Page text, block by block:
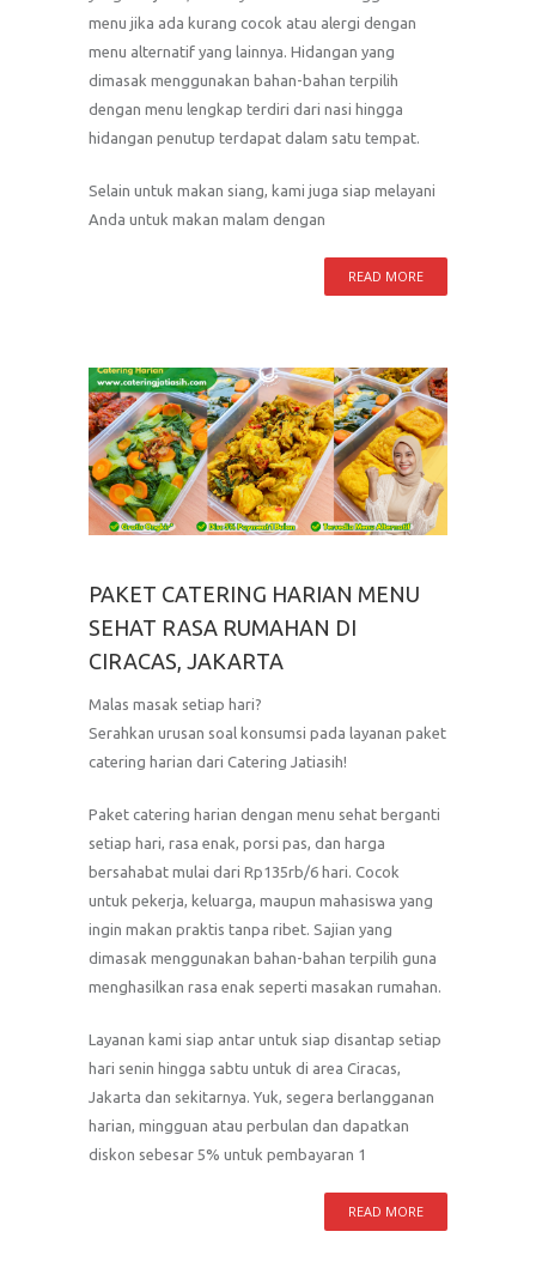
menu jika ada kurang cocok atau alergi dengan
menu alternatif yang lainnya. Hidangan yang
dimasak menggunakan bahan-bahan terpilih
dengan menu lengkap terdiri dari nasi hingga
hidangan penutup terdapat dalam satu tempat.
Selain untuk makan siang, kami juga siap melayani
Anda untuk makan malam dengan
READ MORE
PAKET CATERING HARIAN MENU
SEHAT RASA RUMAHAN DI
CIRACAS, JAKARTA
Malas masak setiap hari?
Serahkan urusan soal konsumsi pada layanan paket
catering harian dari Catering Jatiasih!
Paket catering harian dengan menu sehat berganti
setiap hari, rasa enak, porsi pas, dan harga
bersahabat mulai dari Rp135rb/6 hari. Cocok
untuk pekerja, keluarga, maupun mahasiswa yang
ingin makan praktis tanpa ribet. Sajian yang
dimasak menggunakan bahan-bahan terpilih guna
menghasilkan rasa enak seperti masakan rumahan.
Layanan kami siap antar untuk siap disantap setiap
hari senin hingga sabtu untuk di area Ciracas,
Jakarta dan sekitarnya. Yuk, segera berlangganan
harian, mingguan atau perbulan dan dapatkan
diskon sebesar 5% untuk pembayaran 1
READ MORE